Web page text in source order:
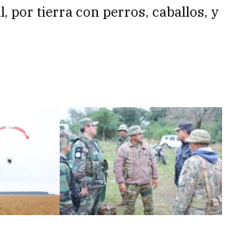
por tierra con perros, caballos, y